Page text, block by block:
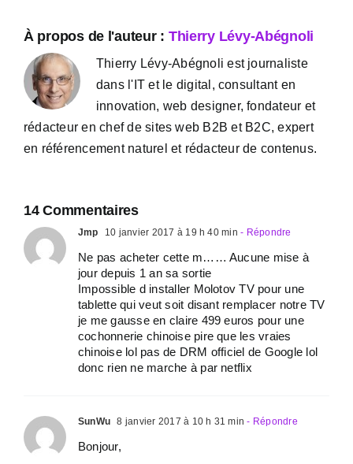
À propos de l'auteur : Thierry Lévy-Abégnoli
Thierry Lévy-Abégnoli est journaliste
dans l'IT et le digital, consultant en
innovation, web designer, fondateur et
rédacteur en chef de sites web B2B et B2C, expert
en référencement naturel et rédacteur de contenus.
14 Commentaires
Jmp 10 janvier 2017 à 19 h 40 min - Répondre
Ne pas acheter cette m…… Aucune mise à
jour depuis 1 an sa sortie
Impossible d installer Molotov TV pour une
tablette qui veut soit disant remplacer notre TV
je me gausse en claire 499 euros pour une
cochonnerie chinoise pire que les vraies
chinoise lol pas de DRM officiel de Google lol
donc rien ne marche à par netflix
SunWu 8 janvier 2017 à 10 h 31 min - Répondre
Bonjour,